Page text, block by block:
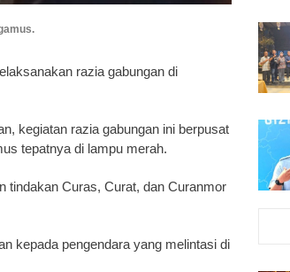
razia gabungan di
kegiatan razia gabungan ini berpusat
tepatnya di lampu merah.
tindakan Curas, Curat, dan Curanmor
kepada pengendara yang melintasi di